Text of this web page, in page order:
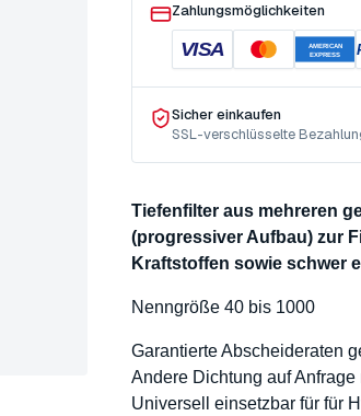
Zahlungsmöglichkeiten
VISA
AMERICAN
EXPRESS
Sicher einkaufen
SSL-verschlüsselte
Tiefenfilter aus mehreren
(progressiver Aufbau) zur
Kraftstoffen sowie schwer
Nenngröße 40 bis 1000
Garantierte Abscheideraten
Andere Dichtung auf Anfrage
Universell einsetzbar für für